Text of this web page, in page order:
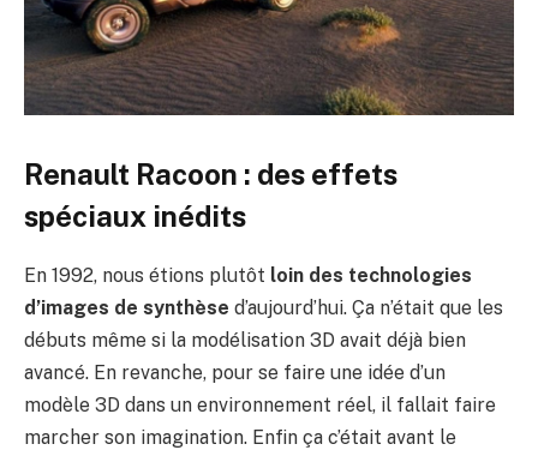
Renault Racoon : des effets
spéciaux inédits
En 1992, nous étions plutôt loin des technologies
d’images de synthèse d’aujourd’hui. Ça n’était que les
débuts même si la modélisation 3D avait déjà bien
avancé. En revanche, pour se faire une idée d’un
modèle 3D dans un environnement réel, il fallait faire
marcher son imagination. Enfin ça c’était avant le